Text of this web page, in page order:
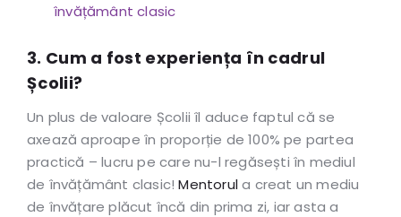
învățământ clasic
3. Cum a fost experiența în cadrul
Școlii?
Un plus de valoare Școlii îl aduce faptul că se
axează aproape în proporție de 100% pe partea
practică – lucru pe care nu-l regăsești în mediul
de învățământ clasic!Mentorula creat un mediu
de învățare plăcut încă din prima zi, iar asta a